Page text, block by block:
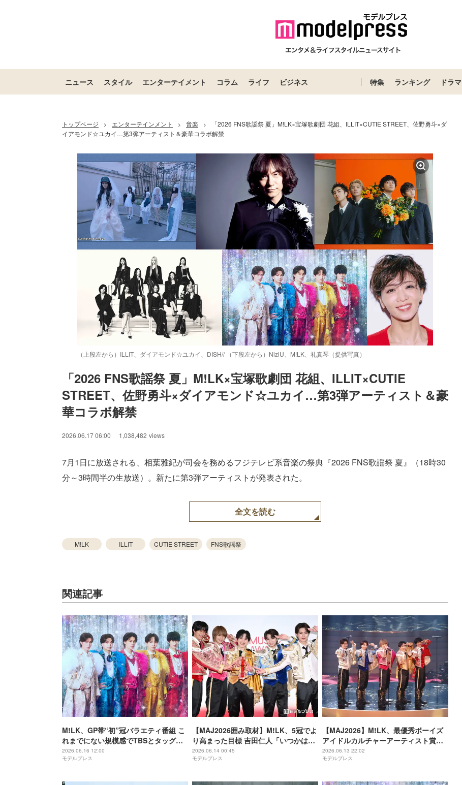
ニュース スタイル エンターテイメント コラム ライフ ビジネス 特集 ランキング ドラマ
トップページ > エンターテインメント > 音楽 >
「2026 FNS歌謡祭 夏」M!LK×宝塚歌劇団 花組、ILLIT×CUTIE STREET、佐野勇斗×ダ
イアモンド☆ユカイ…第3弾アーティスト＆豪華コラボ解禁
（上段左から）ILLIT、ダイアモンド☆ユカイ、DISH// （下段左から）NiziU、M!LK、礼真琴（提供写真）
Unmute / Loaded:
87.03%
「2026 FNS歌謡祭 夏」M!LK×宝塚歌劇団 花組、ILLIT×CUTIE
STREET、佐野勇斗×ダイアモンド☆ユカイ…第3弾アーティスト＆豪
華コラボ解禁
2026.06.17 06:00 1,038,482 views
7月1日に放送される、相葉雅紀が司会を務めるフジテレビ系音楽の祭典『2026 FNS歌謡祭 夏』（18時30
分～3時間半の生放送）。新たに第3弾アーティストが発表された。
全文を読む
M!LK ILLIT CUTIE STREET FNS歌謡祭
関連記事
M!LK、GP帯“初”冠バラエティ番組 こ
れまでにない規模感でTBSとタッグ
【M!LKの爆裂ミッション】
2026.06.16 12:00
モデルプレス
【MAJ2026囲み取材】M!LK、5冠でよ
り高まった目標 吉田仁人「いつかは世
界を元気に」“滅”ポーズ巡り笑い誘う
2026.06.14 00:45
モデルプレス
【MAJ2026】M!LK、最優秀ボーイズ
アイドルカルチャーアーティスト賞受
賞「これからも日本中をもっともっと
元気にできるように精進します」
2026.06.13 22:02
モデルプレス